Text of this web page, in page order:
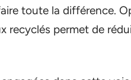
toute la différence.
recyclés permet de